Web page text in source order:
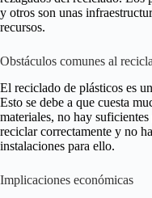
y otros son unas
recursos.
Obstáculos comunes al
El reciclado de plásticos es
Esto se debe a que cuesta
materiales, no hay
reciclar correctamente y no
instalaciones para ello.
Implicaciones económicas